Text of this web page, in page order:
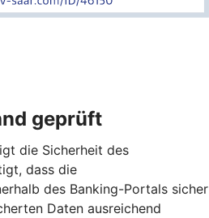
geprüft
die Sicherheit des
dass die
des Banking-Portals sicher
Daten ausreichend